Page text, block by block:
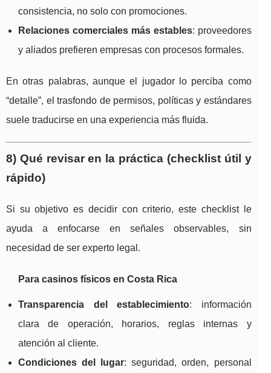
consistencia, no solo con promociones.
Relaciones comerciales más estables: proveedores
y aliados prefieren empresas con procesos formales.
En otras palabras, aunque el jugador lo perciba como
“detalle”, el trasfondo de permisos, políticas y estándares
suele traducirse en una experiencia más fluida.
8) Qué revisar en la práctica (checklist útil y
rápido)
Si su objetivo es decidir con criterio, este checklist le
ayuda a enfocarse en señales observables, sin
necesidad de ser experto legal.
Para casinos físicos en Costa Rica
Transparencia del establecimiento: información
clara de operación, horarios, reglas internas y
atención al cliente.
Condiciones del lugar: seguridad, orden, personal